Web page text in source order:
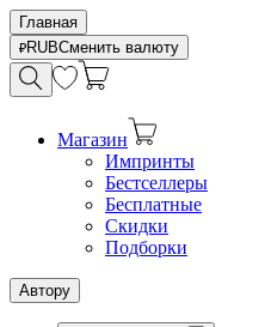
Главная
RUBСменить валюту
Магазин
Импринты
Бестселлеры
Бесплатные
Скидки
Подборки
Автору